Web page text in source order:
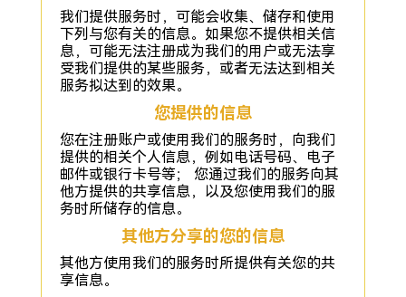
我们提供服务时，可能会收集、储存和使用
下列与您有关的信息。如果您不提供相关信
息，可能无法注册成为我们的用户或无法享
受我们提供的某些服务，或者无法达到相关
服务拟达到的效果。
您提供的信息
您在注册账户或使用我们的服务时，向我们
提供的相关个人信息，例如电话号码、电子
邮件或银行卡号等； 您通过我们的服务向其
他方提供的共享信息，以及您使用我们的服
务时所储存的信息。
其他方分享的您的信息
其他方使用我们的服务时所提供有关您的共
享信息。